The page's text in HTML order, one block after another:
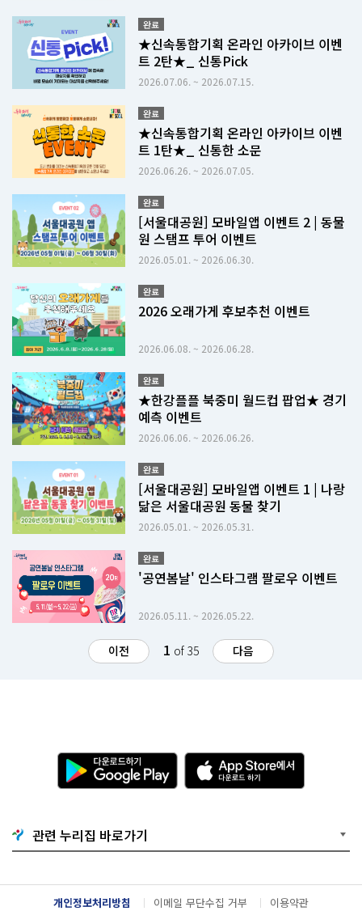
완료
★신속통합기획 온라인 아카이브 이벤
트 2탄★_ 신통Pick
2026.07.06. ~ 2026.07.15.
완료
★신속통합기획 온라인 아카이브 이벤
트 1탄★_ 신통한 소문
2026.06.26. ~ 2026.07.05.
완료
[서울대공원] 모바일앱 이벤트 2 | 동물
원 스탬프 투어 이벤트
2026.05.01. ~ 2026.06.30.
완료
2026 오래가게 후보추천 이벤트
2026.06.08. ~ 2026.06.28.
완료
★한강플플 북중미 월드컵 팝업★ 경기
예측 이벤트
2026.06.06. ~ 2026.06.26.
완료
[서울대공원] 모바일앱 이벤트 1 | 나랑
닮은 서울대공원 동물 찾기
2026.05.01. ~ 2026.05.31.
완료
'공연봄날' 인스타그램 팔로우 이벤트
2026.05.11. ~ 2026.05.22.
이전 1 of 35 다음
다
운
로
기
G
o
g
l
A
p
p
e
서
다
관련 누리집 바로가기
개인정보처리방침 이메일 무단수집 거부 이용약관